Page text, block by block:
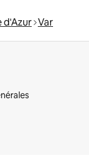
d'Azur Var